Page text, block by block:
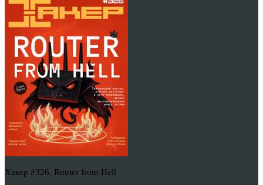
Хакер #326. Router from Hell